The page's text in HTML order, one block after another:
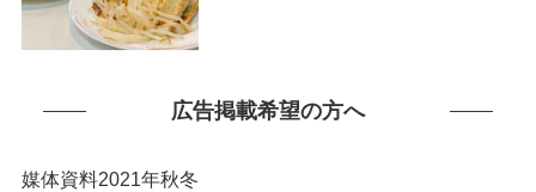
広告掲載希望の方へ
媒体資料2021年秋冬